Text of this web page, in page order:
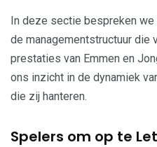
In deze sectie bespreken
de managementstructuur die
prestaties van Emmen en
ons inzicht in de dynamiek
die zij hanteren.
Spelers om op te